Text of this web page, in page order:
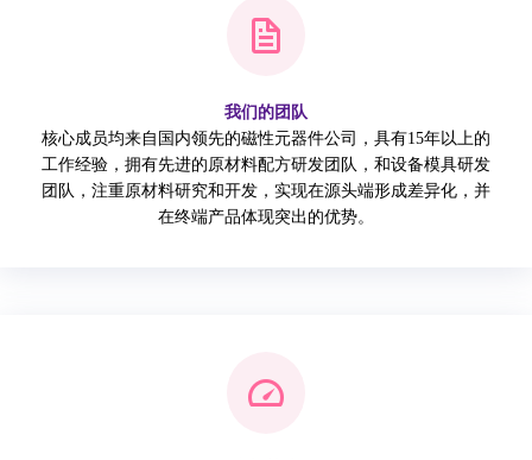
我们的团队
核心成员均来自国内领先的磁性元器件公司，具有15年以上的
工作经验，拥有先进的原材料配方研发团队，和设备模具研发
团队，注重原材料研究和开发，实现在源头端形成差异化，并
在终端产品体现突出的优势。